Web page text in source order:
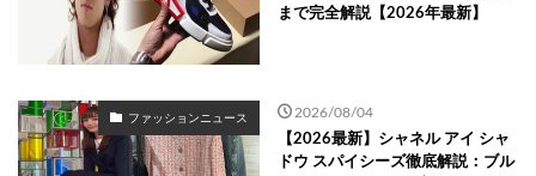
まで完全解説【2026年最新】
ファッションニュース 2026/08/04
【2026最新】シャネル アイ シャ
ドウ スパイシーズ徹底解説：ブル